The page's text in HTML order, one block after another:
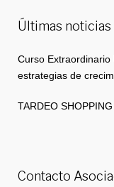
Últimas noticias
Curso Extraordinario
estrategias de
TARDEO
Contacto